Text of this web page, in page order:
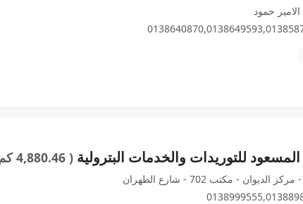
حمود
للتوريدات والخدمات البترولية ( 4,880.46 كم )
الديوان - مكتب 702 - شارع الظهران